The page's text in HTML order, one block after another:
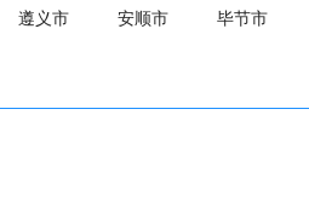
遵义市 安顺市 毕节市